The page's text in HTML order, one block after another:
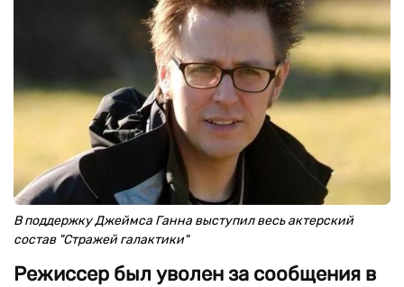
В поддержку Джеймса Ганна выступил весь актерский
состав "Стражей галактики"
Режиссер был уволен за сообщения в